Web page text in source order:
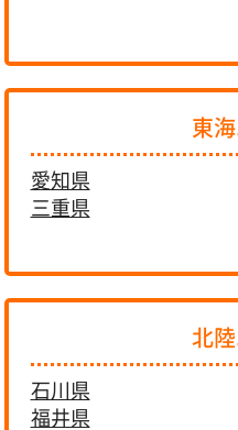
東
愛知県
三重県
北
石川県
福井県